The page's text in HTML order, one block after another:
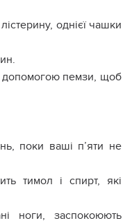
однієї чашки
допомогою пемзи, щоб
поки ваші п’яти не
тимол і спирт, які
ноги, заспокоюють